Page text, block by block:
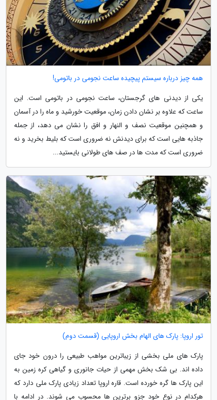
همه چیز درباره سیستم پیچیده ساعت نجومی در باتومی!
یکی از دیدنی های گرجستان، ساعت نجومی در باتومی است. این
ساعت که علاوه بر نشان دادن زمان، موقعیت خورشید و ماه را در آسمان
و همچنین موقعیت نصف و النهار و افق را نشان می دهد، از جمله
جاذبه هایی است که برای دیدنش نه ضروری است که بلیط بخرید و نه
ضروری است که مدت ها در صف های طولانی بایستید...
تور اروپا: پارک های الهام بخش اروپایی (قسمت دوم)
پارک های ملی بخشی از زیباترین مواهب طبیعی را درون خود جای
داده اند. بی شک بخش مهمی از حیات جانوری و گیاهی کره زمین به
این پارک ها گره خورده است. قاره اروپا تعداد زیادی پارک ملی دارد که
هرکدام در نوع خود جزو برترین ها محسوب می شوند. در ادامه با